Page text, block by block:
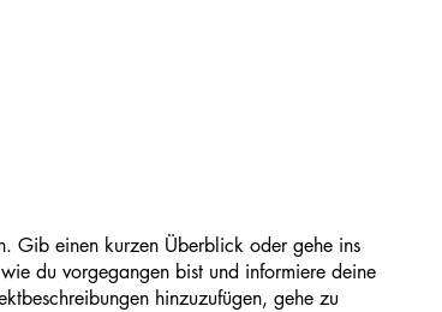
Gib einen kurzen Überblick oder gehe ins
du vorgegangen bist und informiere deine
hinzuzufügen, gehe zu